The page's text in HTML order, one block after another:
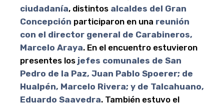
ciudadanía, distintos alcaldes del Gran
Concepción participaron en una reunión
con el director general de Carabineros,
Marcelo Araya. En el encuentro estuvieron
presentes los jefes comunales de San
Pedro de la Paz, Juan Pablo Spoerer; de
Hualpén, Marcelo Rivera; y de Talcahuano,
Eduardo Saavedra. También estuvo el